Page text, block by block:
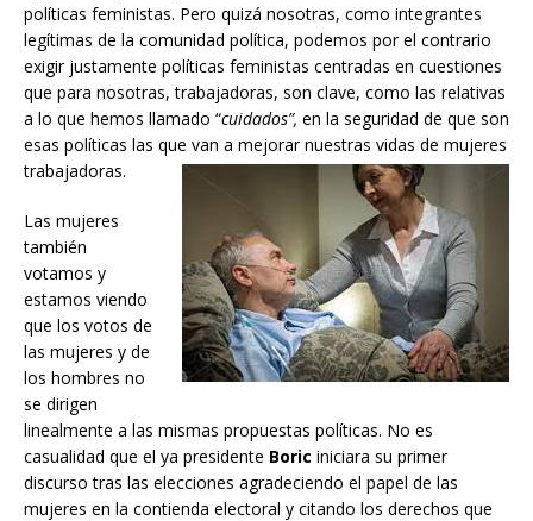
políticas feministas. Pero quizá nosotras, como integrantes
legítimas de la comunidad política, podemos por el contrario
exigir justamente políticas feministas centradas en cuestiones
que para nosotras, trabajadoras, son clave, como las relativas
a lo que hemos llamado “cuidados”, en la seguridad de que son
esas políticas las que van a mejorar nuestras vidas de mujeres
trabajadoras.
Las mujeres
también
votamos y
estamos viendo
que los votos de
las mujeres y de
los hombres no
se dirigen
linealmente a las mismas propuestas políticas. No es
casualidad que el ya presidente Boric iniciara su primer
discurso tras las elecciones agradeciendo el papel de las
mujeres en la contienda electoral y citando los derechos que